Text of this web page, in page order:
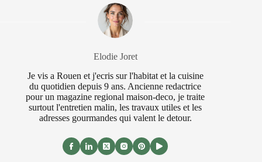
Elodie Joret
Je vis a Rouen et j'ecris sur l'habitat et la cuisine
du quotidien depuis 9 ans. Ancienne redactrice
pour un magazine regional maison-deco, je traite
surtout l'entretien malin, les travaux utiles et les
adresses gourmandes qui valent le detour.